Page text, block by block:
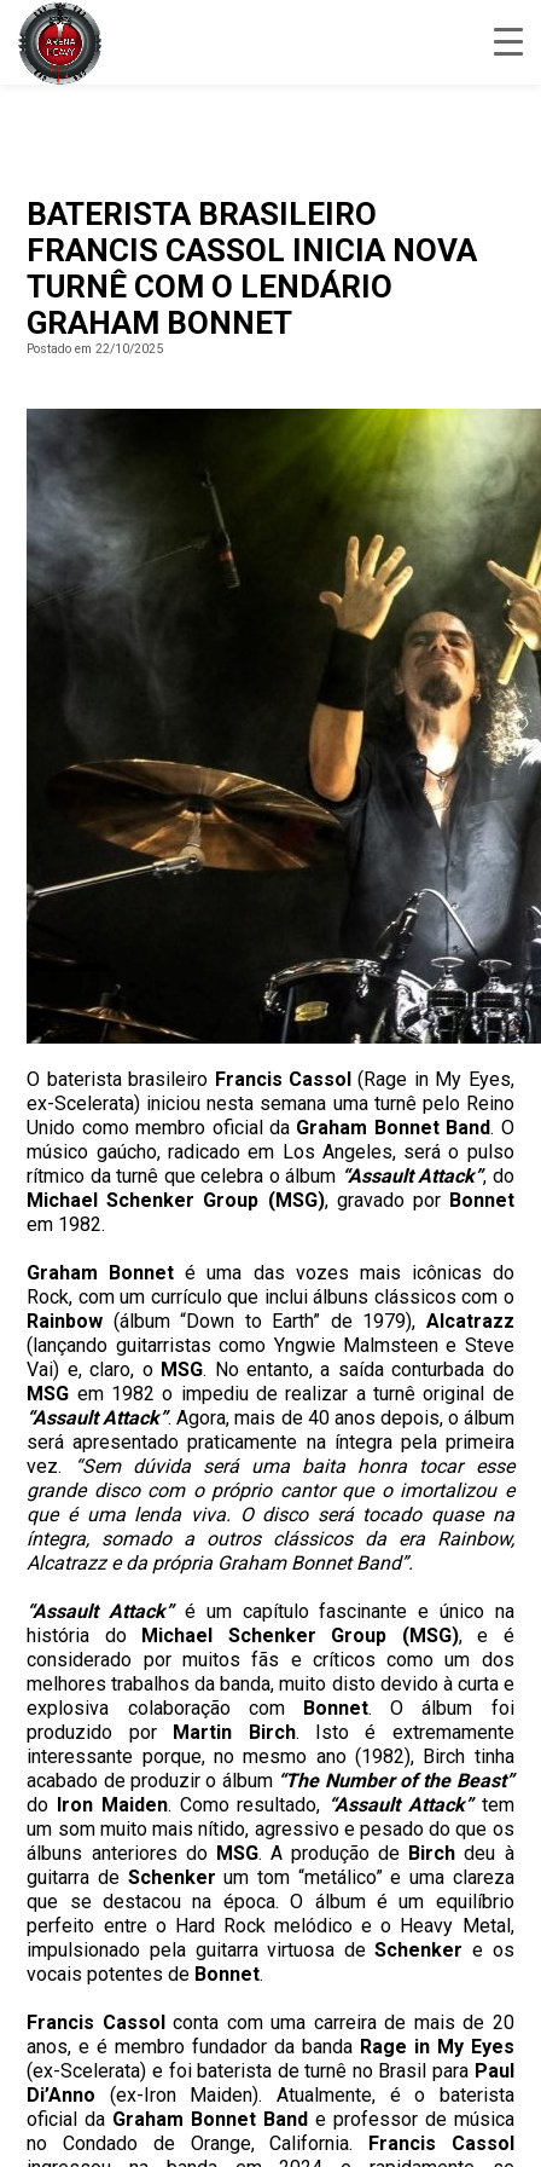
BATERISTA BRASILEIRO
FRANCIS CASSOL INICIA NOVA
TURNÊ COM O LENDÁRIO
GRAHAM BONNET
Postado em 22/10/2025
O baterista brasileiro Francis Cassol (Rage in My Eyes,
ex-Scelerata) iniciou nesta semana uma turnê pelo Reino
Unido como membro oficial da Graham Bonnet Band. O
músico gaúcho, radicado em Los Angeles, será o pulso
rítmico da turnê que celebra o álbum “Assault Attack”, do
Michael Schenker Group (MSG), gravado por Bonnet
em 1982.
Graham Bonnet é uma das vozes mais icônicas do
Rock, com um currículo que inclui álbuns clássicos com o
Rainbow (álbum “Down to Earth” de 1979), Alcatrazz
(lançando guitarristas como Yngwie Malmsteen e Steve
Vai) e, claro, o MSG. No entanto, a saída conturbada do
MSG em 1982 o impediu de realizar a turnê original de
“Assault Attack”. Agora, mais de 40 anos depois, o álbum
será apresentado praticamente na íntegra pela primeira
vez.
“Sem dúvida será uma baita honra tocar esse
grande disco com o próprio cantor que o imortalizou e
que é uma lenda viva. O disco será tocado quase na
íntegra, somado a outros clássicos da era Rainbow,
Alcatrazz e da própria Graham Bonnet Band”.
“Assault Attack”é um capítulo fascinante e único na
história do Michael Schenker Group (MSG), e é
considerado por muitos fãs e críticos como um dos
melhores trabalhos da banda, muito disto devido à curta e
explosiva colaboração com Bonnet. O álbum foi
produzido por Martin Birch. Isto é extremamente
interessante porque, no mesmo ano (1982), Birch tinha
acabado de produzir o álbum “The Number of the Beast”
do Iron Maiden. Como resultado, “Assault Attack”tem
um som muito mais nítido, agressivo e pesado do que os
álbuns anteriores do MSG. A produção de Birch deu à
guitarra de Schenker um tom “metálico” e uma clareza
que se destacou na época. O álbum é um equilíbrio
perfeito entre o Hard Rock melódico e o Heavy Metal,
impulsionado pela guitarra virtuosa deSchenker e os
vocais potentes de Bonnet.
Francis Cassolconta com uma carreira de mais de 20
anos, e é membro fundador da banda Rage in My Eyes
(ex-Scelerata) e foi baterista de turnê no Brasil para Paul
Di’Anno (ex-Iron Maiden). Atualmente, é o baterista
oficial da Graham Bonnet Band e professor de música
no Condado de Orange, California. Francis
Cassol